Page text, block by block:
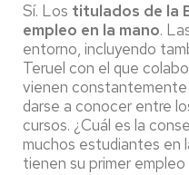
Sí. Los titulados de la
empleo en la mano.
entorno, incluyendo
Teruel con el que
vienen
darse a conocer entre
cursos. ¿Cuál es la
muchos estudiantes en
tienen su primer empleo